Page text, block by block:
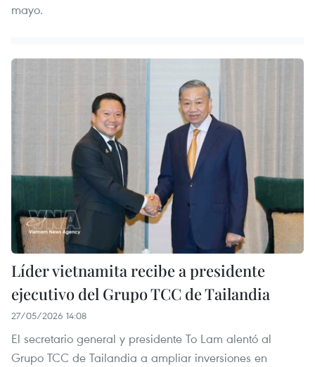
mayo.
Líder vietnamita recibe a presidente
ejecutivo del Grupo TCC de Tailandia
27/05/2026 14:08
El secretario general y presidente To Lam alentó al
Grupo TCC de Tailandia a ampliar inversiones en